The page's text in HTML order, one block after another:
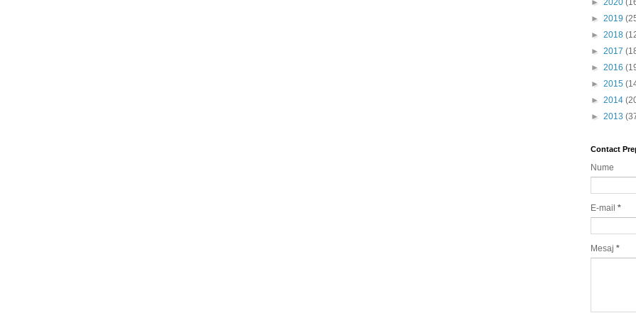
► 2020
► 2019
► 2018
► 2017
► 2016
► 2015
► 2014
► 2013
Contact
Nume
E-mail *
Mesaj *